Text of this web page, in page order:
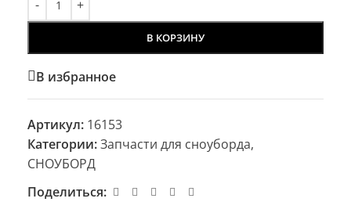
В КОРЗИНУ
В избранное
Артикул: 16153
Категории:Запчасти для сноуборда,
СНОУБОРД
Поделиться: